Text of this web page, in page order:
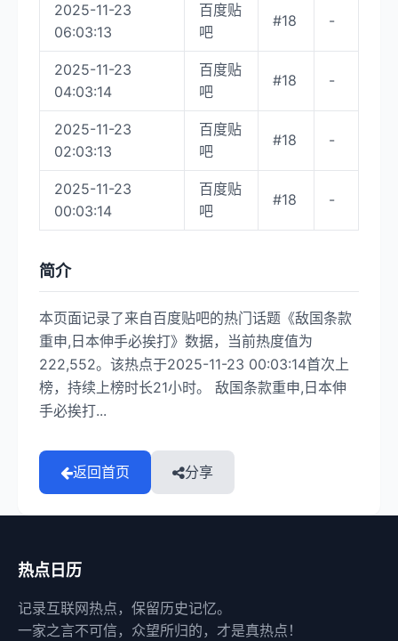
2025-11-23
06:03:13
百度贴
吧
#18 -
2025-11-23
04:03:14
百度贴
吧
#18 -
2025-11-23
02:03:13
百度贴
吧
#18 -
2025-11-23
00:03:14
百度贴
吧
#18 -
简介
本页面记录了来自百度贴吧的热门话题《敌国条款
重申,日本伸手必挨打》数据，当前热度值为
222,552。该热点于2025-11-23 00:03:14首次上
榜，持续上榜时长21小时。 敌国条款重申,日本伸
手必挨打...
返回首页 分享
热点日历
记录互联网热点，保留历史记忆。
一家之言不可信，众望所归的，才是真热点！